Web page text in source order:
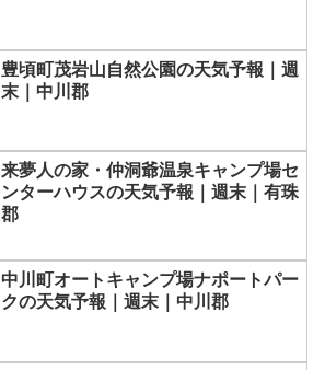
豊頃町茂岩山自然公園の天気予報｜週
末｜中川郡
来夢人の家・仲洞爺温泉キャンプ場セ
ンターハウスの天気予報｜週末｜有珠
郡
中川町オートキャンプ場ナポートパー
クの天気予報｜週末｜中川郡